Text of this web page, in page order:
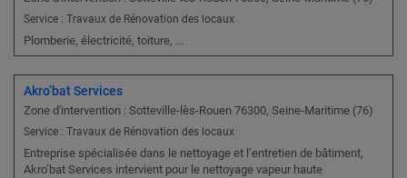
Service : Travaux de Rénovation des locaux
Plomberie, électricité, toiture, ...
Akro’bat Services
Zone d'intervention : Sotteville-lès-Rouen 76300, Seine-Maritime (76)
Service : Travaux de Rénovation des locaux
Entreprise spécialisée dans le nettoyage et l’entretien de bâtiment,
Akro’bat Services intervient pour le nettoyage vapeur haute